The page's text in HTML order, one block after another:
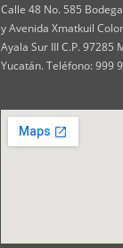
Calle 48 No. 585
y Avenida Xmatkuil
Ayala Sur III C.P. 97285
Yucatán. Teléfono: 999